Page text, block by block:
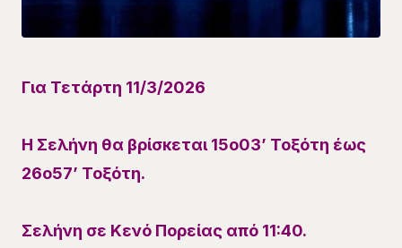
Για Τετάρτη 11/3/2026
Η Σελήνη θα βρίσκεται 15ο03’ Τοξότη έως
26ο57’ Τοξότη.
Σελήνη σε Κενό Πορείας από 11:40.